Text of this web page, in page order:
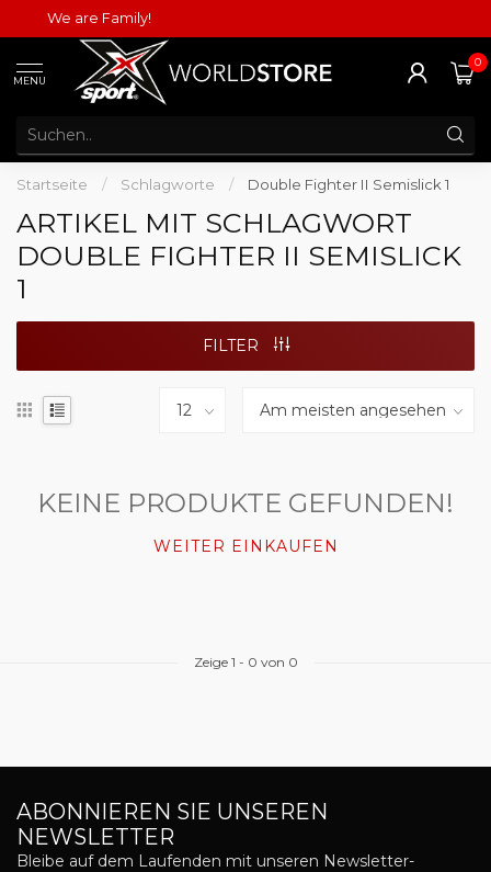
We are Family!
MENU
0
Startseite / Schlagworte / Double Fighter II Semislick 1
ARTIKEL MIT SCHLAGWORT
DOUBLE FIGHTER II SEMISLICK
1
FILTER
KEINE PRODUKTE GEFUNDEN!
WEITER EINKAUFEN
Zeige 1 - 0 von 0
ABONNIEREN SIE UNSEREN
NEWSLETTER
Bleibe auf dem Laufenden mit unseren Newsletter-